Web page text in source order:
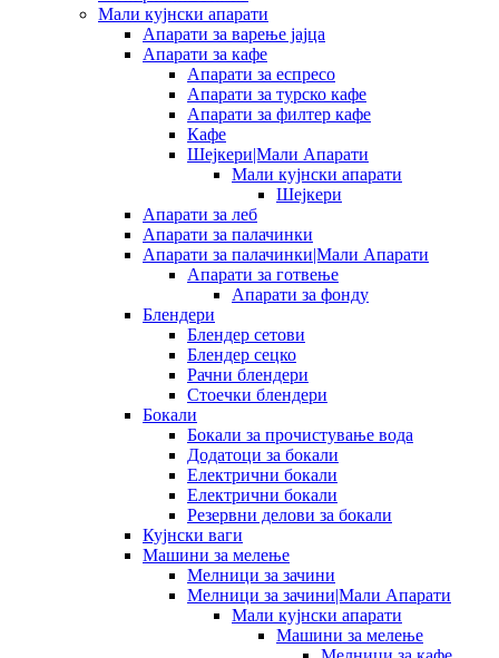
Мали кујнски апарати
Апарати за варење јајца
Апарати за кафе
Апарати за еспресо
Апарати за турско кафе
Апарати за филтер кафе
Кафе
Шејкери|Мали Апарати
Мали кујнски апарати
Шејкери
Апарати за леб
Апарати за палачинки
Апарати за палачинки|Мали Апарати
Апарати за готвење
Апарати за фонду
Блендери
Блендер сетови
Блендер сецко
Рачни блендери
Стоечки блендери
Бокали
Бокали за прочистување вода
Додатоци за бокали
Електрични бокали
Електрични бокали
Резервни делови за бокали
Кујнски ваги
Машини за мелење
Мелници за зачини
Мелници за зачини|Мали Апарати
Мали кујнски апарати
Машини за мелење